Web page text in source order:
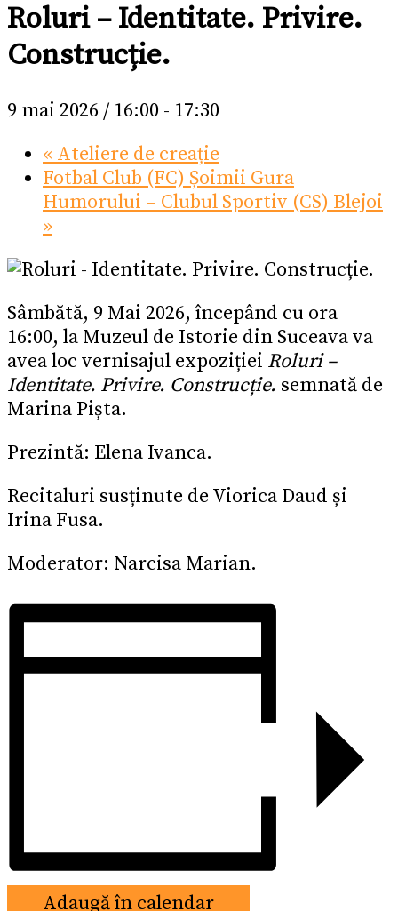
Roluri – Identitate. Privire.
Construcție.
9 mai 2026 / 16:00 - 17:30
« Ateliere de creație
Fotbal Club (FC) Șoimii Gura
Humorului – Clubul Sportiv (CS) Blejoi
»
Sâmbătă, 9 Mai 2026, începând cu ora
16:00, la Muzeul de Istorie din Suceava va
avea loc vernisajul expoziției Roluri –
Identitate. Privire. Construcție. semnată de
Marina Pișta.
Prezintă: Elena Ivanca.
Recitaluri susținute de Viorica Daud și
Irina Fusa.
Moderator: Narcisa Marian.
Adaugă în calendar